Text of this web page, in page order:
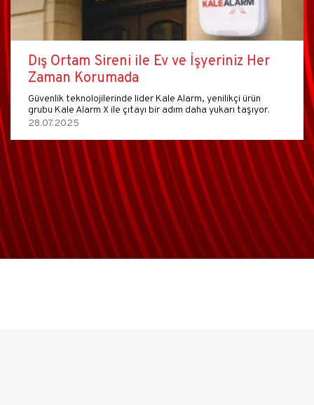
Dış Ortam Sireni ile Ev ve İşyeriniz Her
Zaman Korumada
Güvenlik teknolojilerinde lider Kale Alarm, yenilikçi ürün
grubu Kale Alarm X ile çıtayı bir adım daha yukarı taşıyor.
28.07.2025